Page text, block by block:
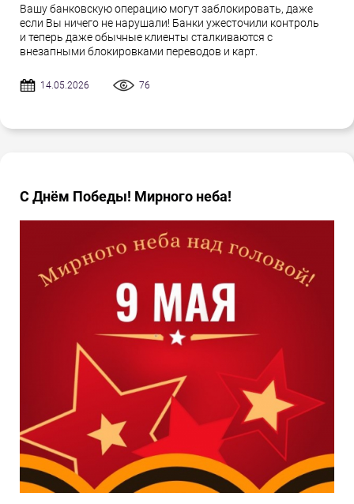
Вашу банковскую операцию могут заблокировать, даже
если Вы ничего не нарушали! Банки ужесточили контроль
и теперь даже обычные клиенты сталкиваются с
внезапными блокировками переводов и карт.
14.05.2026 76
С Днём Победы! Мирного неба!